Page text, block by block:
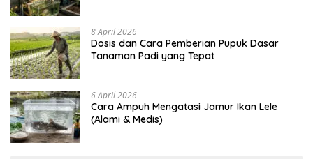
8 April 2026
Dosis dan Cara Pemberian Pupuk Dasar
Tanaman Padi yang Tepat
6 April 2026
Cara Ampuh Mengatasi Jamur Ikan Lele
(Alami & Medis)